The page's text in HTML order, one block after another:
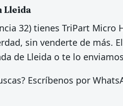
Lleida
32) tienes TriPart Micro
sin venderte de más.
de Lleida o te lo
Escríbenos por